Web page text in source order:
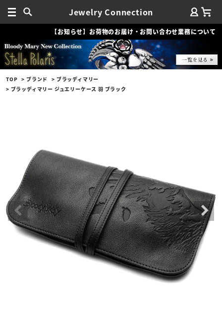
Jewelry Connection
【お知らせ】お荷物のお届け・お問い合わせ業務について
TOP ブランド
ブラッディマリー
ブラッディマリー ジュエリーケース 羽 ブラック